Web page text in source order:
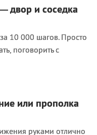
двор и соседка
10 000 шагов. Просто
поговорить с
или прополка
руками отлично